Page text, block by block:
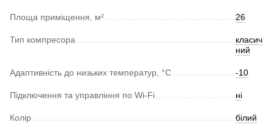
Площа приміщення, м² 26
Тип компресора
класич
ний
Адаптивність до низьких температур, °С -10
Підключення та управління по Wi-Fi ні
Колір білий